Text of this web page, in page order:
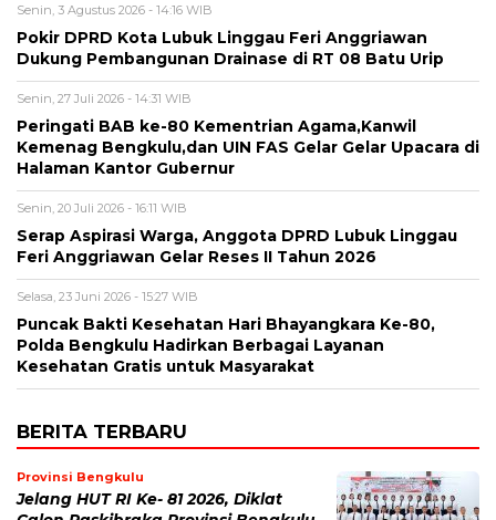
Senin, 3 Agustus 2026 - 14:16 WIB
Pokir DPRD Kota Lubuk Linggau Feri Anggriawan
Dukung Pembangunan Drainase di RT 08 Batu Urip
Senin, 27 Juli 2026 - 14:31 WIB
Peringati BAB ke-80 Kementrian Agama,Kanwil
Kemenag Bengkulu,dan UIN FAS Gelar Gelar Upacara di
Halaman Kantor Gubernur
Senin, 20 Juli 2026 - 16:11 WIB
Serap Aspirasi Warga, Anggota DPRD Lubuk Linggau
Feri Anggriawan Gelar Reses II Tahun 2026
Selasa, 23 Juni 2026 - 15:27 WIB
Puncak Bakti Kesehatan Hari Bhayangkara Ke-80,
Polda Bengkulu Hadirkan Berbagai Layanan
Kesehatan Gratis untuk Masyarakat
BERITA TERBARU
Provinsi Bengkulu
Jelang HUT RI Ke- 81 2026, Diklat